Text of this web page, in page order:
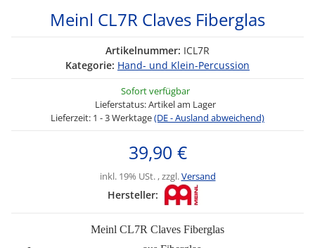
Meinl CL7R Claves Fiberglas
Artikelnummer: ICL7R
Kategorie: Hand- und Klein-Percussion
Sofort verfügbar
Lieferstatus: Artikel am Lager
Lieferzeit: 1 - 3 Werktage(DE - Ausland abweichend)
39,90 €
inkl. 19% USt. , zzgl.Versand
Hersteller:
Meinl CL7R Claves Fiberglas